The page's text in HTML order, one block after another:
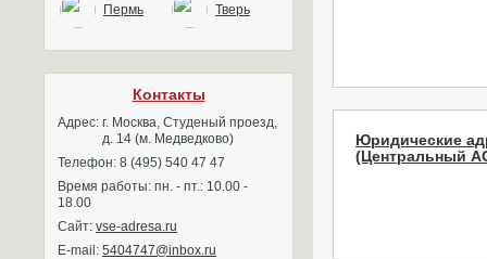
Пермь Тверь
Контакты
Адрес: г. Москва, Студеный проезд,
д. 14 (м. Медведково)
Телефон: 8 (495) 540 47 47
Время работы: пн. - пт.: 10.00 -
18.00
Сайт: vse-adresa.ru
E-mail: 5404747@inbox.ru
Юридические
(Центральный